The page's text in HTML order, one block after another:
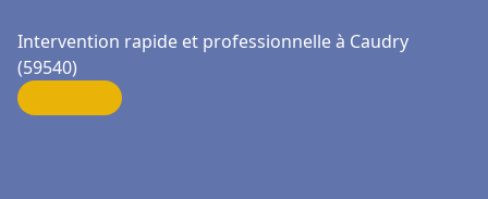
Intervention rapide et professionnelle à Caudry
(59540)